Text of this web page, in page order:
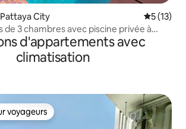
City
5 (13)
de 3 chambres avec piscine privée à
d'appartements avec
climatisation
les plus appréciés
voyageurs